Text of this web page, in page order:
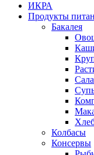
ИКРА
Продукты
Бакалея
Колбасы
Консервы